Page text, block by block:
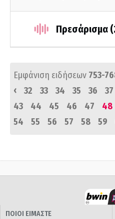
Πρεσάρισμα
Εμφάνιση ειδήσεων 753-
‹
32 33 34 35 36 37
43
44 45 46 47 48
54
55 56 57 58 59
ΠΟΙΟΙ ΕΙΜΑΣΤΕ